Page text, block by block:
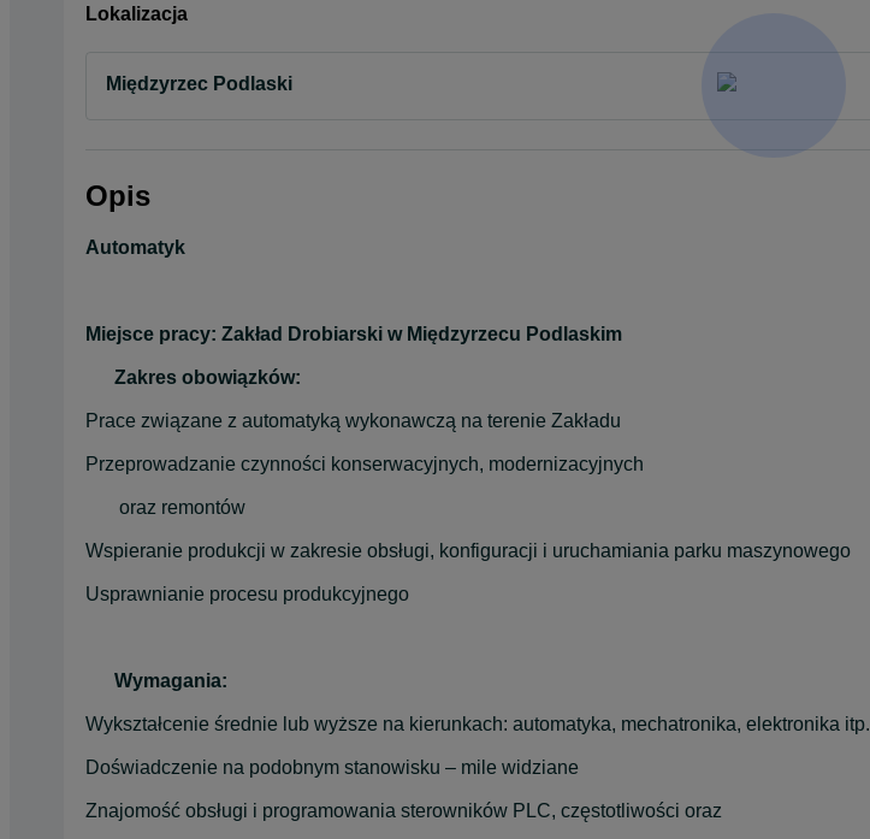
Lokalizacja
Międzyrzec Podlaski
Opis
Automatyk
Miejsce pracy: Zakład Drobiarski w Międzyrzecu Podlaskim
Zakres obowiązków:
Prace związane z automatyką wykonawczą na terenie Zakładu
Przeprowadzanie czynności konserwacyjnych, modernizacyjnych
oraz remontów
Wspieranie produkcji w zakresie obsługi, konfiguracji i uruchamiania parku maszynowego
Usprawnianie procesu produkcyjnego
Wymagania:
Wykształcenie średnie lub wyższe na kierunkach: automatyka, mechatronika, elektronika itp.
Doświadczenie na podobnym stanowisku – mile widziane
Znajomość obsługi i programowania sterowników PLC, częstotliwości oraz